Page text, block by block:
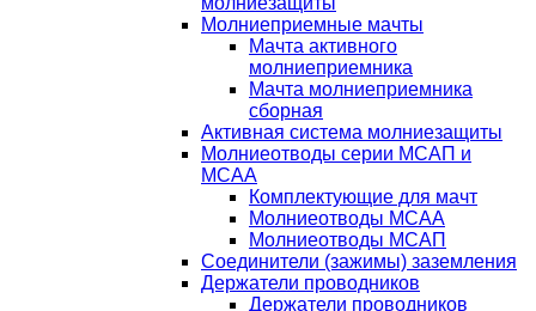
Молниеприемные мачты
Мачта активного
молниеприемника
Мачта молниеприемника
сборная
Активная система молниезащиты
Молниеотводы серии МСАП и
МСАА
Комплектующие для мачт
Молниеотводы МСАА
Молниеотводы МСАП
Соединители (зажимы) заземления
Держатели проводников
Держатели проводников